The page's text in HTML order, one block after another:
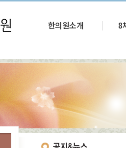
한의원소개 8